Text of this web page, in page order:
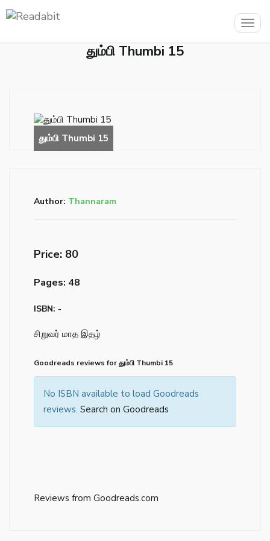
தும்பி Thumbi 15
Author: Thannaram
Price: ₹80
Pages: 48
ISBN: -
சிறுவர் மாத இதழ்
Goodreads reviews for தும்பி Thumbi 15
No ISBN available to load Goodreads
reviews. Search on Goodreads
Reviews from Goodreads.com